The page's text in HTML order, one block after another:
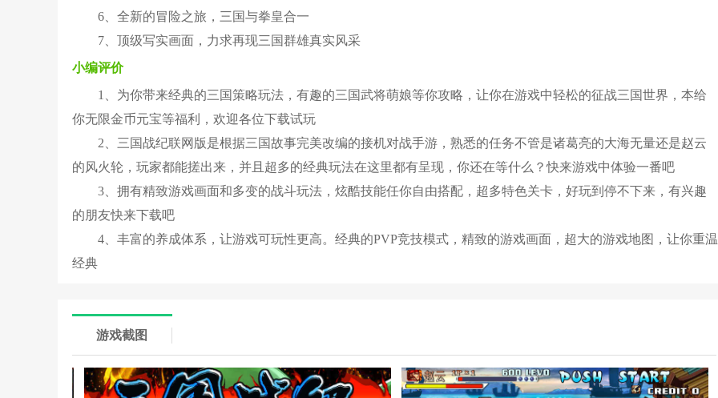
6、全新的冒险之旅，三国与拳皇合一
7、顶级写实画面，力求再现三国群雄真实风采
小编评价
1、为你带来经典的三国策略玩法，有趣的三国武将萌娘等你攻略，让你在游戏中轻松的征战三国世界，本给
你无限金币元宝等福利，欢迎各位下载试玩
2、三国战纪联网版是根据三国故事完美改编的接机对战手游，熟悉的任务不管是诸葛亮的大海无量还是赵云
的风火轮，玩家都能搓出来，并且超多的经典玩法在这里都有呈现，你还在等什么？快来游戏中体验一番吧
3、拥有精致游戏画面和多变的战斗玩法，炫酷技能任你自由搭配，超多特色关卡，好玩到停不下来，有兴趣
的朋友快来下载吧
4、丰富的养成体系，让游戏可玩性更高。经典的PVP竞技模式，精致的游戏画面，超大的游戏地图，让你重温
经典
游戏截图